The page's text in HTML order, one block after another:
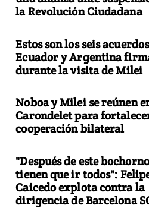
la Revolución Ciudadana
Estos son los seis
Ecuador y Argentina
durante la visita de Milei
Noboa y Milei se reúnen
Carondelet para
cooperación bilateral
"Después de este
tienen que ir todos":
Caicedo explota contra la
dirigencia de Barcelona